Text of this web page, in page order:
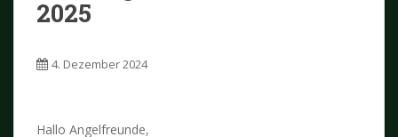
2025
4. Dezember 2024
Hallo Angelfreunde,